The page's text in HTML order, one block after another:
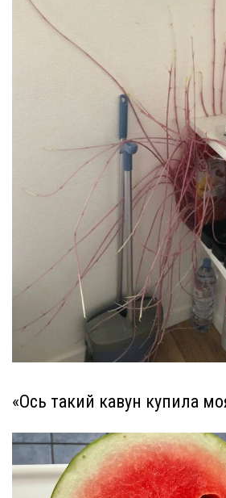
«Ось такий кавун купила